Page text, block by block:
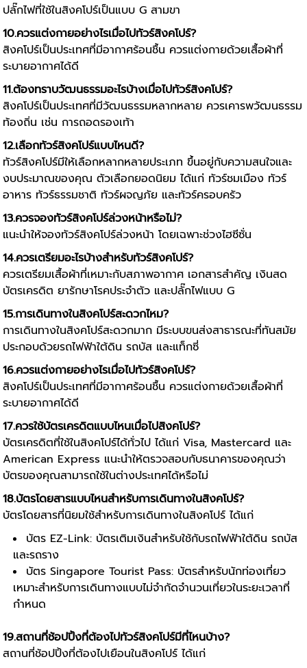
ปลั๊กไฟที่ใช้ในสิงคโปร์เป็นแบบ G สามขา
10.ควรแต่งกายอย่างไรเมื่อไปทัวร์สิงคโปร์?
สิงคโปร์เป็นประเทศที่มีอากาศร้อนชื้น ควรแต่งกายด้วยเสื้อผ้าที่
ระบายอากาศได้ดี
11.ต้องทราบวัฒนธรรมอะไรบ้างเมื่อไปทัวร์สิงคโปร์?
สิงคโปร์เป็นประเทศที่มีวัฒนธรรมหลากหลาย ควรเคารพวัฒนธรรม
ท้องถิ่น เช่น การถอดรองเท้า
12.เลือกทัวร์สิงคโปร์แบบไหนดี?
ทัวร์สิงคโปร์มีให้เลือกหลากหลายประเภท ขึ้นอยู่กับความสนใจและ
งบประมาณของคุณ ตัวเลือกยอดนิยม ได้แก่ ทัวร์ชมเมือง ทัวร์
อาหาร ทัวร์ธรรมชาติ ทัวร์ผจญภัย และทัวร์ครอบครัว
13.ควรจองทัวร์สิงคโปร์ล่วงหน้าหรือไม่?
แนะนำให้จองทัวร์สิงคโปร์ล่วงหน้า โดยเฉพาะช่วงไฮซีซั่น
14.ควรเตรียมอะไรบ้างสำหรับทัวร์สิงคโปร์?
ควรเตรียมเสื้อผ้าที่เหมาะกับสภาพอากาศ เอกสารสำคัญ เงินสด
บัตรเครดิต ยารักษาโรคประจำตัว และปลั๊กไฟแบบ G
15.การเดินทางในสิงคโปร์สะดวกไหม?
การเดินทางในสิงคโปร์สะดวกมาก มีระบบขนส่งสาธารณะที่ทันสมัย
ประกอบด้วยรถไฟฟ้าใต้ดิน รถบัส และแท็กซี่
16.ควรแต่งกายอย่างไรเมื่อไปทัวร์สิงคโปร์?
สิงคโปร์เป็นประเทศที่มีอากาศร้อนชื้น ควรแต่งกายด้วยเสื้อผ้าที่
ระบายอากาศได้ดี
17.ควรใช้บัตรเครดิตแบบไหนเมื่อไปสิงคโปร์?
บัตรเครดิตที่ใช้ในสิงคโปร์ได้ทั่วไป ได้แก่ Visa, Mastercard และ
American Express แนะนำให้ตรวจสอบกับธนาคารของคุณว่า
บัตรของคุณสามารถใช้ในต่างประเทศได้หรือไม่
18.บัตรโดยสารแบบไหนสำหรับการเดินทางในสิงคโปร์?
บัตรโดยสารที่นิยมใช้สำหรับการเดินทางในสิงคโปร์ ได้แก่
บัตร EZ-Link: บัตรเติมเงินสำหรับใช้กับรถไฟฟ้าใต้ดิน รถบัส
และรถราง
บัตร Singapore Tourist Pass: บัตรสำหรับนักท่องเที่ยว
เหมาะสำหรับการเดินทางแบบไม่จำกัดจำนวนเที่ยวในระยะเวลาที่
กำหนด
19.สถานที่ช้อปปิ้งที่ต้องไปทัวร์สิงคโปร์มีที่ไหนบ้าง?
สถานที่ช้อปปิ้งที่ต้องไปเยือนในสิงคโปร์ ได้แก่